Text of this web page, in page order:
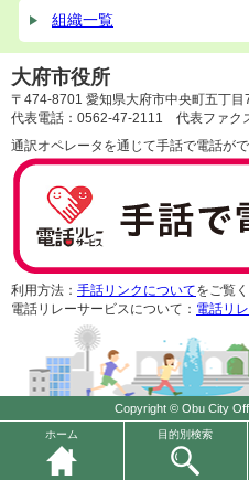
ホーム 目的別検索
組織一覧
大府市役所
〒474-8701 愛知県大府市中央町五丁目
代表電話：0562-47-2111 代表ファク
通訳オペレータを通じて手話で電話がで
利用方法： 手話リンクについてをご覧く
電話リレーサービスについて： 電話リ
Copyright © Obu City